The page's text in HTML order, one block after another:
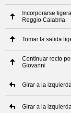
Incorporarse
Reggio Calabria
Tomar la salida
Continuar recto
Giovanni
Girar a la
Girar a la